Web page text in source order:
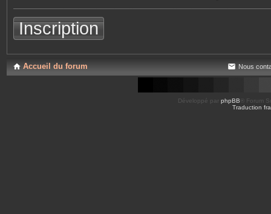
Inscription
Accueil du forum Nous
Développé par phpBB ® Forum
Traduction